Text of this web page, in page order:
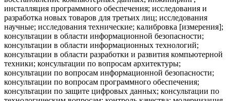
инсталляция программного обеспечения; исследования и
разработка новых товаров для третьих лиц; исследования
научные; исследования технические; калибровка [измерения];
консультации в области информационной безопасности;
консультации в области информационных технологий;
консультации в области разработки и развития компьютерной
техники; консультации по вопросам архитектуры;
консультации по вопросам информационной безопасности;
консультации по вопросам программного обеспечения;
консультации по защите цифровых данных; консультации по